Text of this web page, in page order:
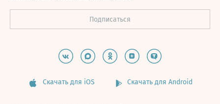
Скачать для iOS Скачать для Android